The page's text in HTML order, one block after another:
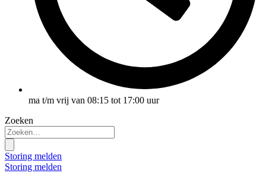
ma t/m vrij van 08:15 tot 17:00 uur
Zoeken
Storing melden
Storing melden